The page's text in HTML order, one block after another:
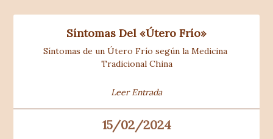
Síntomas Del «Útero Frío»
Síntomas de un Útero Frío según la Medicina
Tradicional China
Leer Entrada
15/02/2024